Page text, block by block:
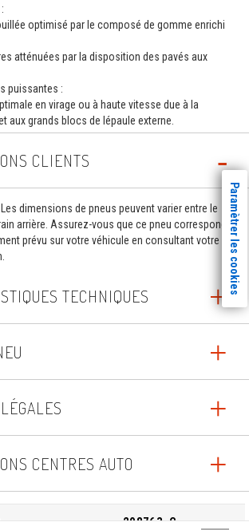
optimisé par le composé de gomme enrichi
atténuées par la disposition des pavés aux
puissantes :
en virage ou à haute vitesse due à la
aux grands blocs de lépaule externe.
CLIENTS
Les dimensions de pneus peuvent varier entre le
arrière. Assurez-vous que ce pneu correspond
prévu sur votre véhicule en consultant votre
TECHNIQUES
CENTRES AUTO
208763_C
Paramètrer les cookies